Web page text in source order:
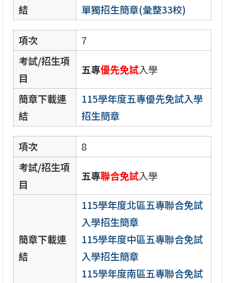
結
單獨招生簡章(彙整33校)
項次
7
考試/招生項
目
五專優先免試入學
簡章下載連
結
115學年度五專優先免試入學
招生簡章
項次
8
考試/招生項
目
五專聯合免試入學
簡章下載連
結
115學年度北區五專聯合免試
入學招生簡章
115學年度中區五專聯合免試
入學招生簡章
115學年度南區五專聯合免試